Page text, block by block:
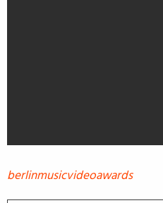
berlinmusicvideoawards